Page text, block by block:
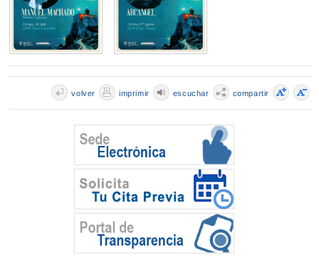
compartir
escuchar
imprimir
volver